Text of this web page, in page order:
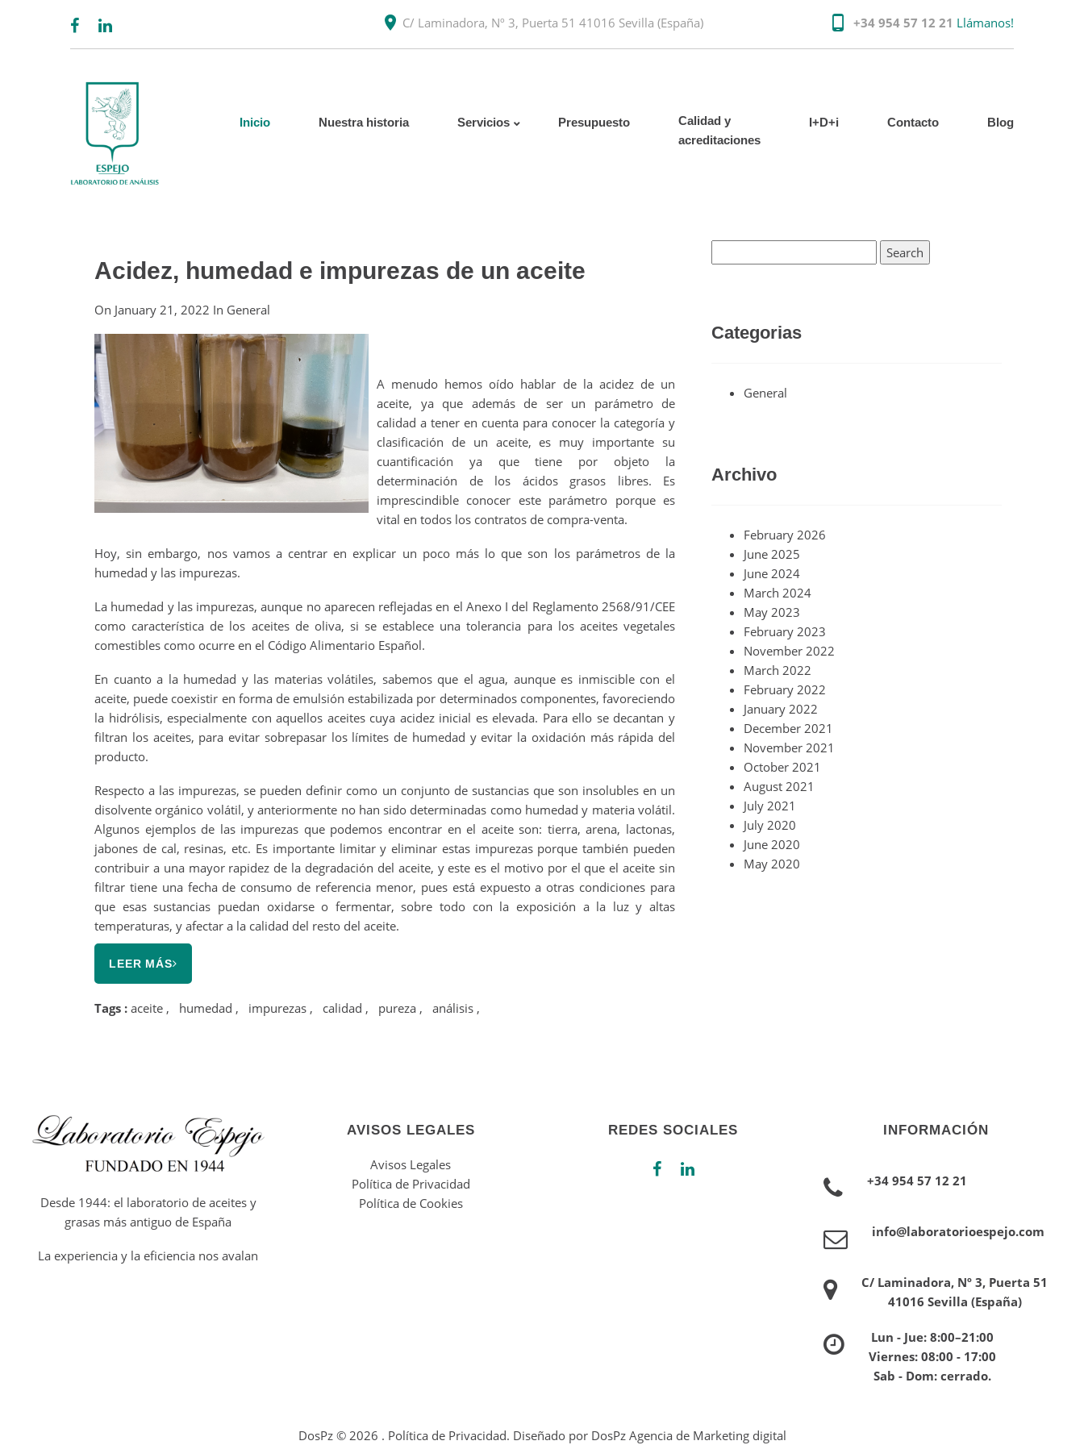
C/ Laminadora, Nº 3, Puerta 51 41016 Sevilla (España) +34 954 57 12 21 Llámanos!
Inicio Nuestra historia Servicios Presupuesto
Calidad y
acreditaciones
I+D+i Contacto Blog
Acidez, humedad e impurezas de un aceite
On January 21, 2022 In General
A menudo hemos oído hablar de la acidez de un
aceite, ya que además de ser un parámetro de
calidad a tener en cuenta para conocer la categoría y
clasificación de un aceite, es muy importante su
cuantificación ya que tiene por objeto la
determinación de los ácidos grasos libres. Es
imprescindible conocer este parámetro porque es
vital en todos los contratos de compra-venta.
Hoy, sin embargo, nos vamos a centrar en explicar un poco más lo que son los parámetros de la
humedad y las impurezas.
La humedad y las impurezas, aunque no aparecen reflejadas en el Anexo I del Reglamento 2568/91/CEE
como característica de los aceites de oliva, si se establece una tolerancia para los aceites vegetales
comestibles como ocurre en el Código Alimentario Español.
En cuanto a la humedad y las materias volátiles, sabemos que el agua, aunque es inmiscible con el
aceite, puede coexistir en forma de emulsión estabilizada por determinados componentes, favoreciendo
la hidrólisis, especialmente con aquellos aceites cuya acidez inicial es elevada. Para ello se decantan y
filtran los aceites, para evitar sobrepasar los límites de humedad y evitar la oxidación más rápida del
producto.
Respecto a las impurezas, se pueden definir como un conjunto de sustancias que son insolubles en un
disolvente orgánico volátil, y anteriormente no han sido determinadas como humedad y materia volátil.
Algunos ejemplos de las impurezas que podemos encontrar en el aceite son: tierra, arena, lactonas,
jabones de cal, resinas, etc. Es importante limitar y eliminar estas impurezas porque también pueden
contribuir a una mayor rapidez de la degradación del aceite, y este es el motivo por el que el aceite sin
filtrar tiene una fecha de consumo de referencia menor, pues está expuesto a otras condiciones para
que esas sustancias puedan oxidarse o fermentar, sobre todo con la exposición a la luz y altas
temperaturas, y afectar a la calidad del resto del aceite.
LEER MÁS
Tags : aceite , humedad , impurezas , calidad , pureza , análisis ,
Categorias
General
Archivo
February 2026
June 2025
June 2024
March 2024
May 2023
February 2023
November 2022
March 2022
February 2022
January 2022
December 2021
November 2021
October 2021
August 2021
July 2021
July 2020
June 2020
May 2020
Desde 1944: el laboratorio de aceites y
grasas más antiguo de España
La experiencia y la eficiencia nos avalan
AVISOS LEGALES
Avisos Legales
Política de Privacidad
Política de Cookies
REDES SOCIALES INFORMACIÓN
+34 954 57 12 21
info@laboratorioespejo.com
C/ Laminadora, Nº 3, Puerta 51
41016 Sevilla (España)
Lun - Jue: 8:00–21:00
Viernes: 08:00 - 17:00
Sab - Dom: cerrado.
DosPz © 2026 . Política de Privacidad. Diseñado por DosPz Agencia de Marketing digital